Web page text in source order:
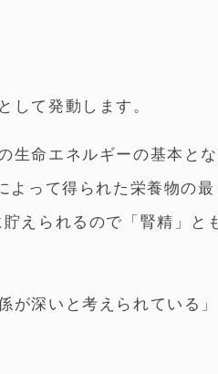
して発動します。
生命エネルギーの基本と
って得られた栄養物の
えられるので「腎精」と
深いと考えられている」